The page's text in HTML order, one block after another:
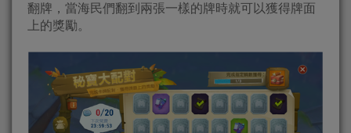
翻牌，當海民們翻到兩張一樣的牌時就可以獲得牌面
上的獎勵。